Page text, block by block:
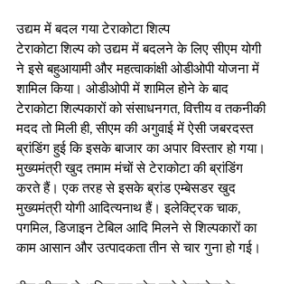
उद्यम में बदल गया टेराकोटा शिल्प
टेराकोटा शिल्प को उद्यम में बदलने के लिए सीएम योगी
ने इसे बहुआयामी और महत्वाकांक्षी ओडीओपी योजना में
शामिल किया। ओडीओपी में शामिल होने के बाद
टेराकोटा शिल्पकारों को संसाधनगत, वित्तीय व तकनीकी
मदद तो मिली ही, सीएम की अगुवाई में ऐसी जबरदस्त
ब्रांडिंग हुई कि इसके बाजार का अपार विस्तार हो गया।
मुख्यमंत्री खुद तमाम मंचों से टेराकोटा की ब्रांडिंग
करते हैं। एक तरह से इसके ब्रांड एम्बेसडर खुद
मुख्यमंत्री योगी आदित्यनाथ हैं। इलेक्ट्रिक चाक,
पगमिल, डिजाइन टेबिल आदि मिलने से शिल्पकारों का
काम आसान और उत्पादकता तीन से चार गुना हो गई।